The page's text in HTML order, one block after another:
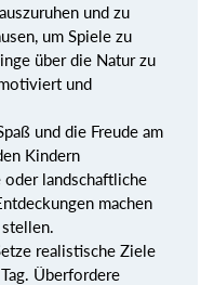
und zu
um Spiele zu
über die Natur zu
und
und die Freude am
Kindern
oder landschaftliche
machen
realistische Ziele
Überfordere